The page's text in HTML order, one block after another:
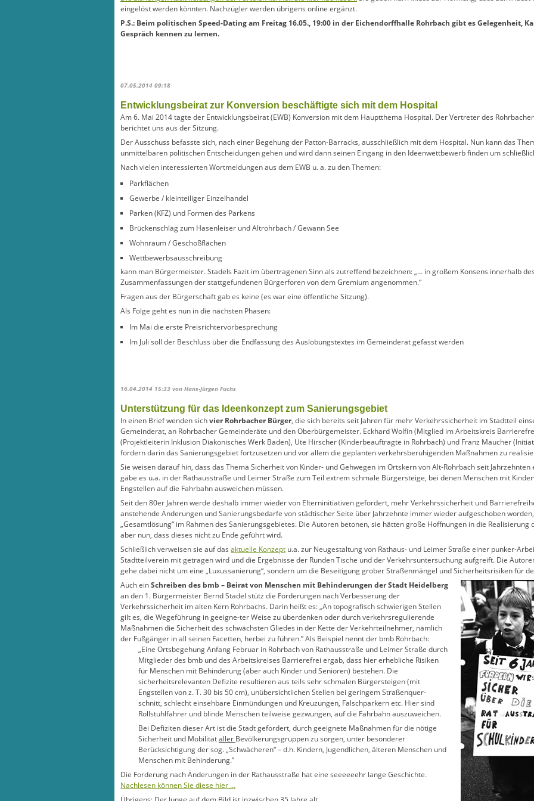
eingelöst werden könnten. Nachzügler werden übrigens online ergänzt.
P.S.: Beim politischen Speed-Dating am Freitag 16.05., 19:00 in der Eichendorffhalle Rohrbach gibt es Gelegenheit,
Gespräch kennen zu lernen.
07.05.2014 09:18
Entwicklungsbeirat zur Konversion beschäftigte sich mit dem Hospital
Am 6. Mai 2014 tagte der Entwicklungsbeirat (EWB) Konversion mit dem Hauptthema Hospital. Der Vertreter des
berichtet uns aus der Sitzung.
Der Ausschuss befasste sich, nach einer Begehung der Patton-Barracks, ausschließlich mit dem Hospital. Nun kann das
unmittelbaren politischen Entscheidungen gehen und wird dann seinen Eingang in den Ideenwettbewerb finden um
Nach vielen interessierten Wortmeldungen aus dem EWB u. a. zu den Themen:
Parkflächen
Gewerbe / kleinteiliger Einzelhandel
Parken (KFZ) und Formen des Parkens
Brückenschlag zum Hasenleiser und Altrohrbach / Gewann See
Wohnraum / Geschoßflächen
Wettbewerbsausschreibung
kann man Bürgermeister. Stadels Fazit im übertragenen Sinn als zutreffend bezeichnen: „… in großem Konsens innerhalb
Zusammenfassungen der stattgefundenen Bürgerforen von dem Gremium angenommen.“
Fragen aus der Bürgerschaft gab es keine (es war eine öffentliche Sitzung).
Als Folge geht es nun in die nächsten Phasen:
Im Mai die erste Preisrichtervorbesprechung
Im Juli soll der Beschluss über die Endfassung des Auslobungstextes im Gemeinderat gefasst werden
16.04.2014 15:33 von Hans-Jürgen Fuchs
Unterstützung für das Ideenkonzept zum Sanierungsgebiet
In einen Brief wenden sichvier Rohrbacher Bürger, die sich bereits seit Jahren für mehr Verkehrssicherheit im Stadtteil
Gemeinderat, an Rohrbacher Gemeinderäte und den Oberbürgemeister. Eckhard Wolfin (Mitglied im Arbeitskreis
(Projektleiterin Inklusion Diakonisches Werk Baden), Ute Hirscher (Kinderbeauftragte in Rohrbach) und Franz Maucher
fordern darin das Sanierungsgebiet fortzusetzen und vor allem die geplanten verkehrsberuhigenden Maßnahmen zu
Sie weisen darauf hin, dass das Thema Sicherheit von Kinder- und Gehwegen im Ortskern von Alt-Rohrbach seit
gäbe es u.a. in der Rathausstraße und Leimer Straße zum Teil extrem schmale Bürgersteige, bei denen Menschen mit
Engstellen auf die Fahrbahn ausweichen müssen.
Seit den 80er Jahren werde deshalb immer wieder von Elterninitiativen gefordert, mehr Verkehrssicherheit und
anstehende Änderungen und Sanierungsbedarfe von städtischer Seite über Jahrzehnte immer wieder aufgeschoben
„Gesamtlösung“ im Rahmen des Sanierungsgebietes. Die Autoren betonen, sie hätten große Hoffnungen in die Realisierung
aber nun, dass dieses nicht zu Ende geführt wird.
Schließlich verweisen sie auf das aktuelle Konzept u.a. zur Neugestaltung von Rathaus- und Leimer Straße einer punker-
Stadtteilverein mit getragen wird und die Ergebnisse der Runden Tische und der Verkehrsuntersuchung aufgreift. Die
gehe dabei nicht um eine „Luxussanierung“, sondern um die Beseitigung grober Straßenmängel und Sicherheitsrisiken für
Auch einSchreiben des bmb – Beirat von Menschen mit Behinderungen der Stadt Heidelberg
an den 1. Bürgermeister Bernd Stadel stütz die Forderungen nach Verbesserung der
Verkehrssicherheit im alten Kern Rohrbachs. Darin heißt es: „An topografisch schwierigen Stellen
gilt es, die Wegeführung in geeigne-ter Weise zu überdenken oder durch verkehrsregulierende
Maßnahmen die Sicherheit des schwächsten Gliedes in der Kette der Verkehrteilnehmer, nämlich
der Fußgänger in all seinen Facetten, herbei zu führen.” Als Beispiel nennt der bmb Rohrbach:
„Eine Ortsbegehung Anfang Februar in Rohrbach von Rathausstraße und Leimer Straße durch
Mitglieder des bmb und des Arbeitskreises Barrierefrei ergab, dass hier erhebliche Risiken
für Menschen mit Behinderung (aber auch Kinder und Senioren) bestehen. Die
sicherheitsrelevanten Defizite resultieren aus teils sehr schmalen Bürgersteigen (mit
Engstellen von z. T. 30 bis 50 cm), unübersichtlichen Stellen bei geringem Straßenquer-
schnitt, schlecht einsehbare Einmündungen und Kreuzungen, Falschparkern etc. Hier sind
Rollstuhlfahrer und blinde Menschen teilweise gezwungen, auf die Fahrbahn auszuweichen.
Bei Defiziten dieser Art ist die Stadt gefordert, durch geeignete Maßnahmen für die nötige
Sicherheit und Mobilitätaller Bevölkerungsgruppen zu sorgen, unter besonderer
Berücksichtigung der sog. „Schwächeren“ – d.h. Kindern, Jugendlichen, älteren Menschen und
Menschen mit Behinderung.”
Die Forderung nach Änderungen in der Rathausstraße hat eine seeeeeehr lange Geschichte.
Nachlesen können Sie diese hier …